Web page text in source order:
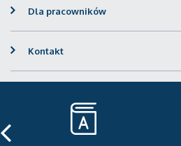
Dla pracowników
Kontakt